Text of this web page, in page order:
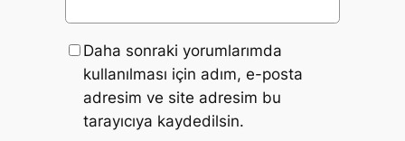
Daha sonraki yorumlarımda
kullanılması için adım, e-posta
adresim ve site adresim bu
tarayıcıya kaydedilsin.